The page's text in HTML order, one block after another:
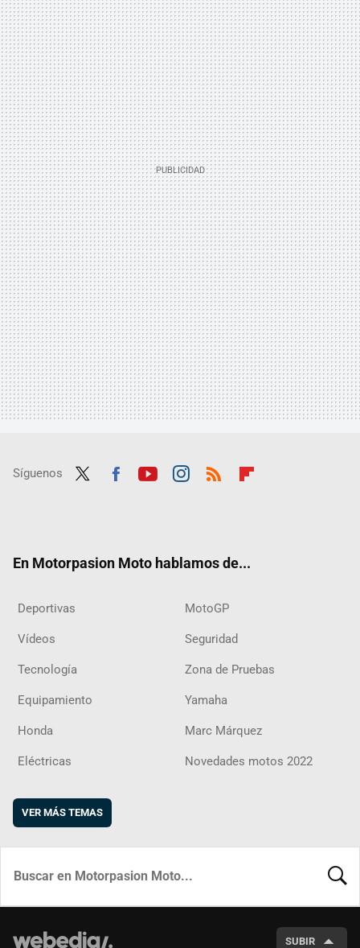
Síguenos
En Motorpasion Moto hablamos de...
Deportivas MotoGP
Vídeos Seguridad
Tecnología Zona de Pruebas
Equipamiento Yamaha
Honda Marc Márquez
Eléctricas Novedades motos 2022
VER MÁS TEMAS
SUBIR